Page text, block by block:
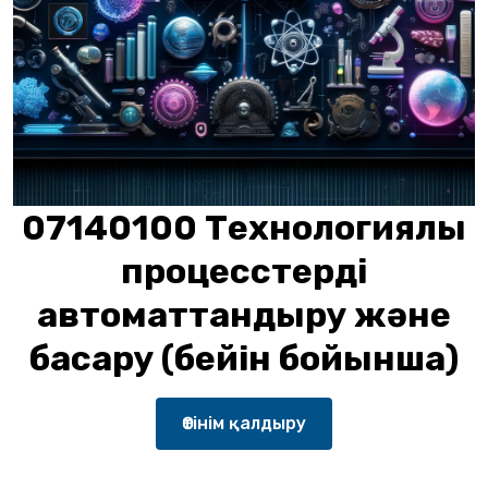
07140100 Технологиялық
процесстерді
автоматтандыру және
басқару (бейін бойынша)
Өтінім қалдыру